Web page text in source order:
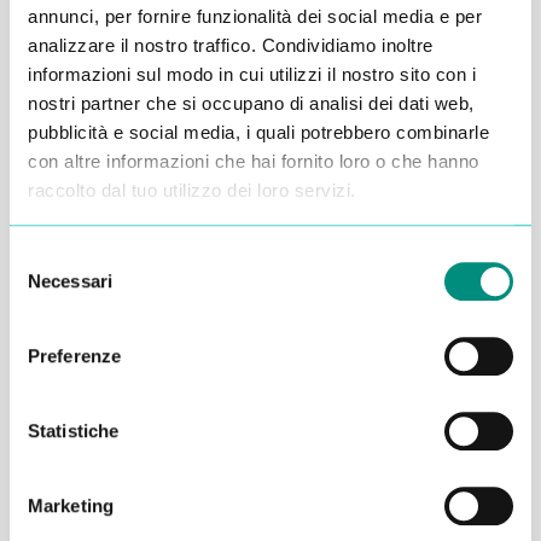
annunci, per fornire funzionalità dei social media e per
analizzare il nostro traffico. Condividiamo inoltre
informazioni sul modo in cui utilizzi il nostro sito con i
nostri partner che si occupano di analisi dei dati web,
pubblicità e social media, i quali potrebbero combinarle
con altre informazioni che hai fornito loro o che hanno
raccolto dal tuo utilizzo dei loro servizi.
delNecessari
Preferenze
Statistiche
Marketing
Alessandro Alfonsetti